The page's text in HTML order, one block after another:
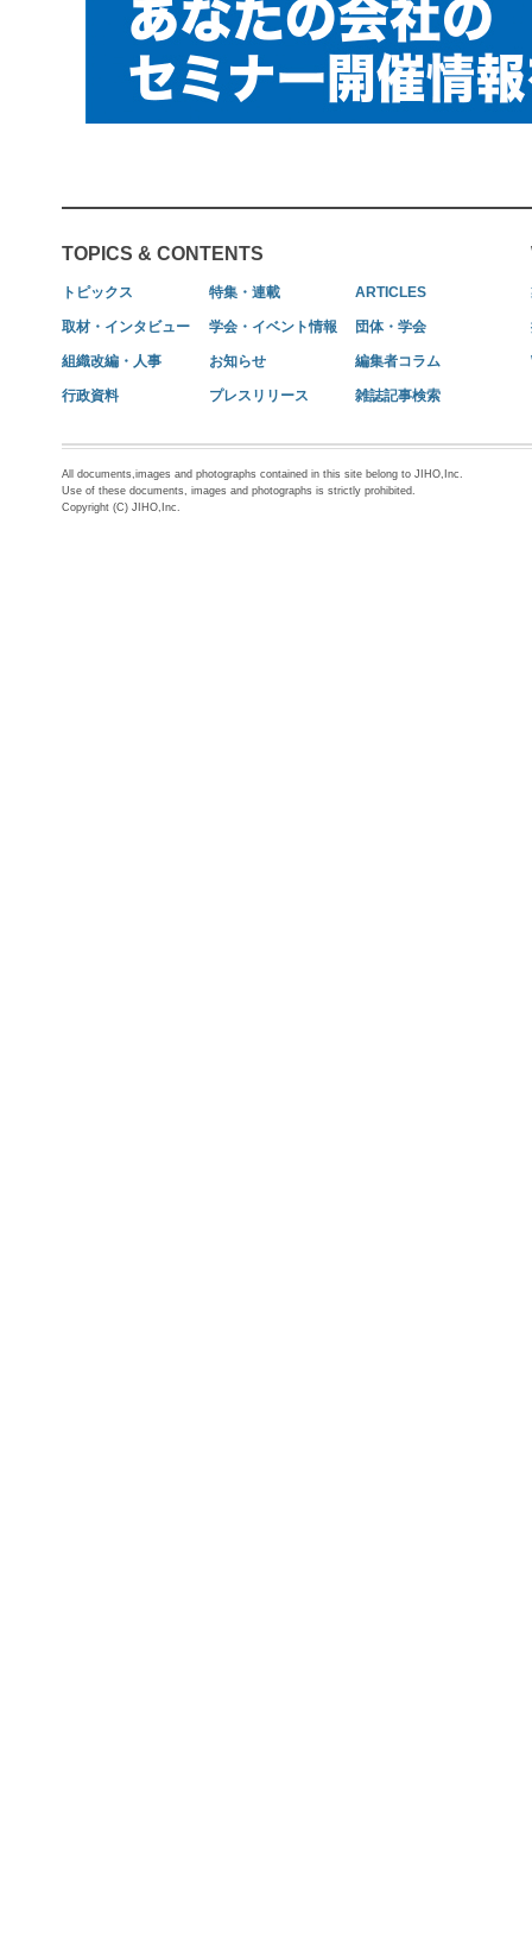
TOPICS & CONTENTS
トピックス 特集・連載 ARTICLES
取材・インタビュー 学会・イベント情報 団体・学会
組織改編・人事 お知らせ 編集者コラム
行政資料 プレスリリース 雑誌記事検索
All documents,images and photographs contained in this site belong to JIHO,Inc.
Use of these documents, images and photographs is strictly prohibited.
Copyright (C) JIHO,Inc.